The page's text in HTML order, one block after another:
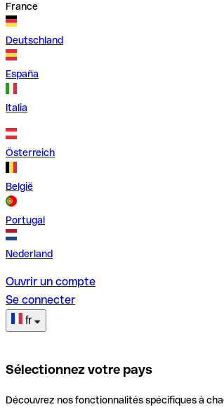
France
Deutschland
España
Italia
Österreich
België
Portugal
Nederland
Ouvrir un compte
Se connecter
fr
Sélectionnez votre pays
Découvrez nos fonctionnalités spécifiques à